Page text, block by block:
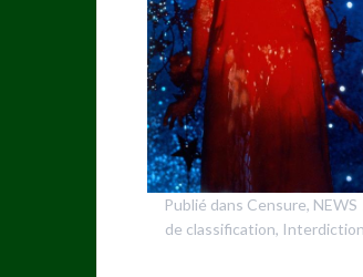
Publié dans Censure, NEWS
de classification,